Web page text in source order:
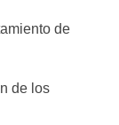
de
de los